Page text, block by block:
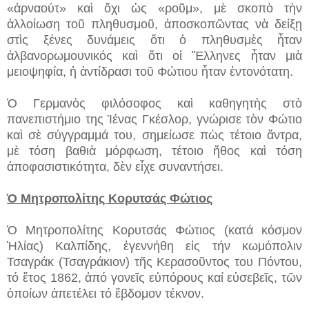
«ἀρναούτ» καὶ ὄχι ὡς «ροῦμ», μὲ σκοπὸ τὴν
ἀλλοίωση τοῦ πληθυσμοῦ, ἀποσκοπῶντας νὰ δείξῃ
στὶς ξένες δυνάμεις ὅτι ὁ πληθυσμὲς ἦταν
ἀλβανορωμουνικός καὶ ὅτι οἱ Ἕλληνες ἦταν μιὰ
μειοψηφία, ἡ ἀντίδρασι τοῦ Φώτιου ἦταν ἐντονότατη.
Ὁ Γερμανὸς φιλόσοφος καὶ καθηγητὴς στὸ
πανεπιστήμιο της Ίένας Γκέσλορ, γνώρισε τὸν Φώτιο
καὶ σὲ σύγγραμμά του, σημείωσε πὼς τέτοιο ἄντρα,
μὲ τόση βαθιὰ μόρφωση, τέτοιο ἤθος καὶ τόση
ἀποφασιστικότητα, δὲν εἶχε συναντήσει.
Ὁ Μητροπολίτης Κορυτσάς Φώτιος
Ὁ Μητροπολίτης Κορυτσάς Φώτιος (κατά κόσμον
Ἠλίας) Καλπίδης, ἐγεννήθη εἰς τήν κωμόπολιν
Τσαγράκ (Τσαγράκιον) τῆς Κερασοῦντος του Πόντου,
τό ἔτος 1862, ἀπό γονεῖς εὐπόρους καί εὐσεβεῖς, τῶν
ὁποίων ἀπετέλει τό ἕβδομον τέκνον.